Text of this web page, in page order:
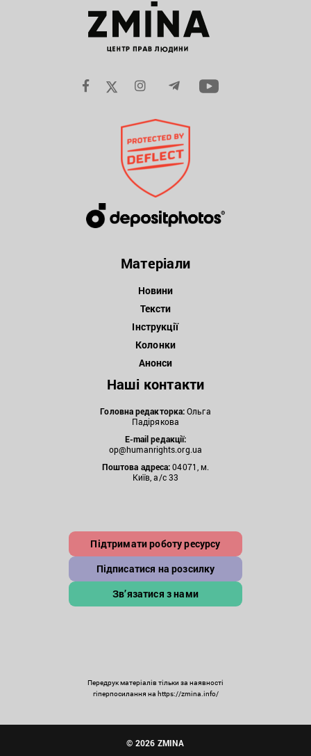
Матеріали
Новини
Тексти
Інструкції
Колонки
Анонси
Наші контакти
Головна редакторка:Ольга
Падірякова
E-mail редакції:
op@humanrights.org.ua
Поштова адреса:04071, м.
Київ, а/с 33
Підтримати роботу ресурсу
Підписатися на розсилку
Зв’язатися з нами
Передрук матеріалів тільки за наявності
гіперпосилання на https://zmina.info/
© 2026 ZMINA